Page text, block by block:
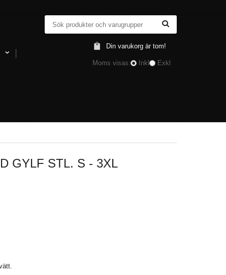
Din varukorg är tom!
Moms visas: Inkl Exkl
GYLF STL. S - 3XL